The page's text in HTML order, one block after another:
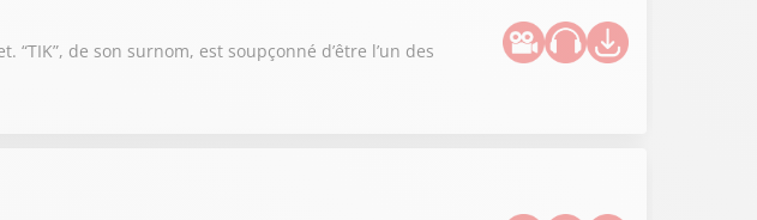
de son surnom, est soupçonné d’être l’un des